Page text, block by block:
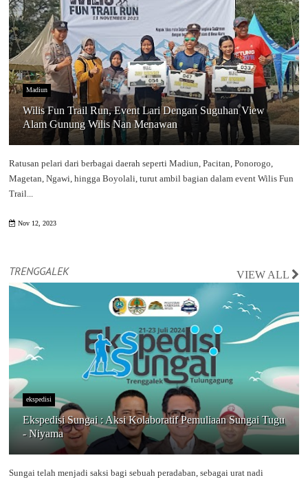
Madiun
Wilis Fun Trail Run, Event Lari Dengan Suguhan View
Alam Gunung Wilis Nan Menawan
Ratusan pelari dari berbagai daerah seperti Madiun, Pacitan, Ponorogo,
Magetan, Ngawi, hingga Boyolali, turut ambil bagian dalam event Wilis Fun
Trail...
Nov 12, 2023
TRENGGALEK VIEW ALL
ekspedisi
Ekspedisi Sungai : Aksi Kolaboratif Pemuliaan Sungai Tugu
- Niyama
Sungai telah menjadi saksi bagi sebuah peradaban, sebagai urat nadi